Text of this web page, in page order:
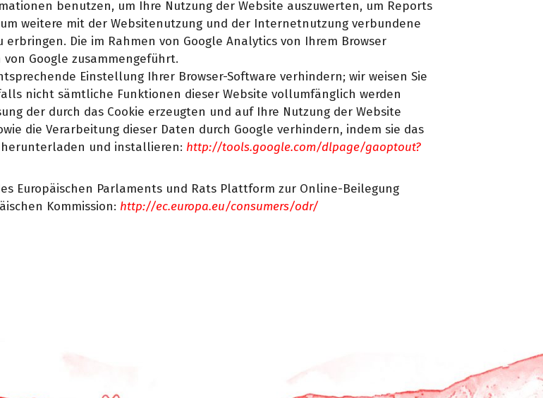
benutzen, um Ihre Nutzung der Website auszuwerten, um Reports
weitere mit der Websitenutzung und der Internetnutzung verbundene
Die im Rahmen von Google Analytics von Ihrem Browser
Google zusammengeführt.
Einstellung Ihrer Browser-Software verhindern; wir weisen Sie
nicht sämtliche Funktionen dieser Website vollumfänglich werden
der durch das Cookie erzeugten und auf Ihre Nutzung der Website
die Verarbeitung dieser Daten durch Google verhindern, indem sie das
und installieren: http://tools.google.com/dlpage/gaoptout?
Europäischen Parlaments und Rats Plattform zur Online-Beilegung
Kommission: http://ec.europa.eu/consumers/odr/